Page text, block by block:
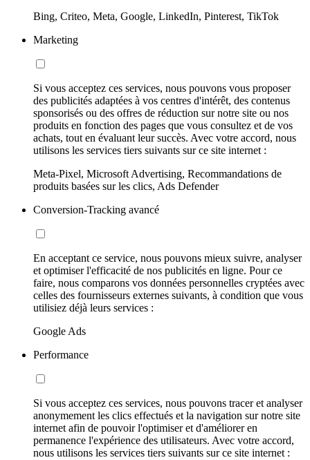
Bing, Criteo, Meta, Google, LinkedIn, Pinterest, TikTok
Marketing
Si vous acceptez ces services, nous pouvons vous proposer
des publicités adaptées à vos centres d'intérêt, des contenus
sponsorisés ou des offres de réduction sur notre site ou nos
produits en fonction des pages que vous consultez et de vos
achats, tout en évaluant leur succès. Avec votre accord, nous
utilisons les services tiers suivants sur ce site internet :
Meta-Pixel, Microsoft Advertising, Recommandations de
produits basées sur les clics, Ads Defender
Conversion-Tracking avancé
En acceptant ce service, nous pouvons mieux suivre, analyser
et optimiser l'efficacité de nos publicités en ligne. Pour ce
faire, nous comparons vos données personnelles cryptées avec
celles des fournisseurs externes suivants, à condition que vous
utilisiez déjà leurs services :
Google Ads
Performance
Si vous acceptez ces services, nous pouvons tracer et analyser
anonymement les clics effectués et la navigation sur notre site
internet afin de pouvoir l'optimiser et d'améliorer en
permanence l'expérience des utilisateurs. Avec votre accord,
nous utilisons les services tiers suivants sur ce site internet :